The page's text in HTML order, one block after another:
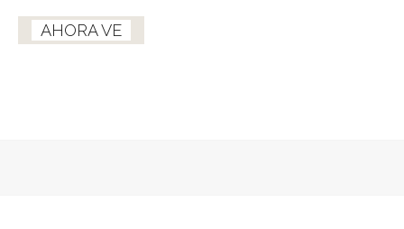
AHORA VE